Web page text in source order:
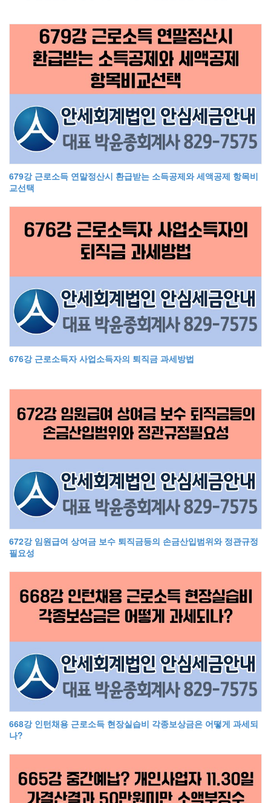
679강 근로소득 연말정산시 환급받는 소득공제와 세액공제 항목비
교선택
676강 근로소득자 사업소득자의 퇴직금 과세방법
672강 임원급여 상여금 보수 퇴직금등의 손금산입범위와 정관규정
필요성
668강 인턴채용 근로소득 현장실습비 각종보상금은 어떻게 과세되
나?